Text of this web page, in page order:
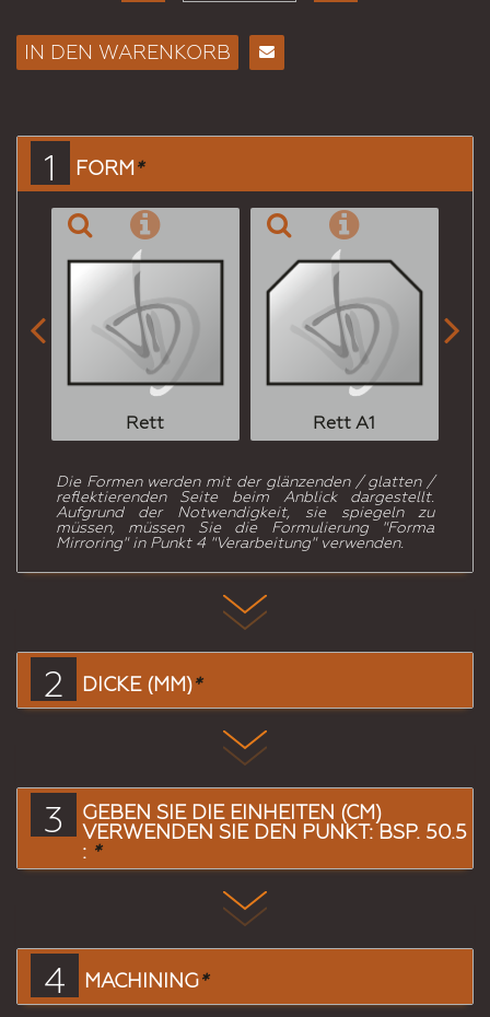
IN DEN WARENKORB
1 FORM*
Rett Rett A1
 
Die Formen werden mit der glänzenden / glatten /
reflektierenden Seite beim Anblick dargestellt.
Aufgrund der Notwendigkeit, sie spiegeln zu
müssen, müssen Sie die Formulierung "Forma
Mirroring" in Punkt 4 "Verarbeitung" verwenden.
2 DICKE (MM)*
3
GEBEN SIE DIE EINHEITEN (CM)
VERWENDEN SIE DEN PUNKT: BSP. 50.5
: *
4 MACHINING*